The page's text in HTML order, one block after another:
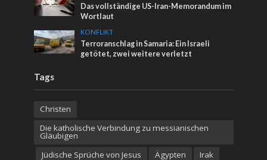
Das vollständige US-Iran-Memorandum im
Wortlaut
KONFLIKT
Terroranschlag in Samaria: Ein Israeli
getötet, zwei weitere verletzt
Tags
Christen
Die katholische Verbindung zu messianischen
Gläubigen
Jüdische Sprüche von Jesus
Ägypten Irak